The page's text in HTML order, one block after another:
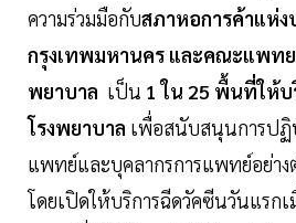
ความร่วมมือกับสภาหอการค้าแห่ง
กรุงเทพมหานคร และคณะแพทย
พยาบาล เป็น 1 ใน 25 พื้นที่ให้
โรงพยาบาล เพื่อสนับสนุนการปฏิ
แพทย์และบุคลากรการแพทย์อย่าง
โดยเปิดให้บริการฉีดวัคซีนวันแรก